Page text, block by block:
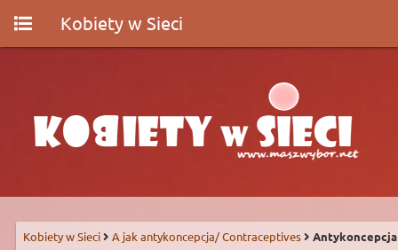
Kobiety w Sieci
Kobiety w Sieci A jak antykoncepcja/ Contraceptives